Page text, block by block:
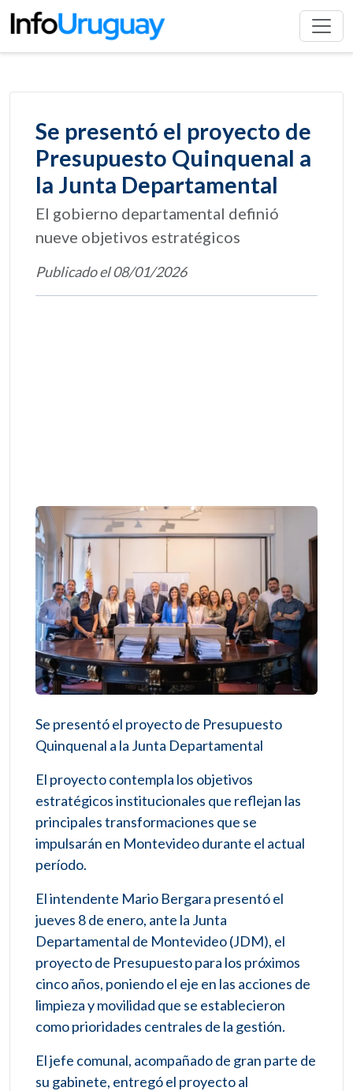
Se presentó el proyecto de
Presupuesto Quinquenal a
la Junta Departamental
El gobierno departamental definió
nueve objetivos estratégicos
Publicado el 08/01/2026
Se presentó el proyecto de Presupuesto
Quinquenal a la Junta Departamental
El proyecto contempla los objetivos
estratégicos institucionales que reflejan las
principales transformaciones que se
impulsarán en Montevideo durante el actual
período.
El intendente Mario Bergara presentó el
jueves 8 de enero, ante la Junta
Departamental de Montevideo (JDM), el
proyecto de Presupuesto para los próximos
cinco años, poniendo el eje en las acciones de
limpieza y movilidad que se establecieron
como prioridades centrales de la gestión.
El jefe comunal, acompañado de gran parte de
su gabinete, entregó el proyecto al